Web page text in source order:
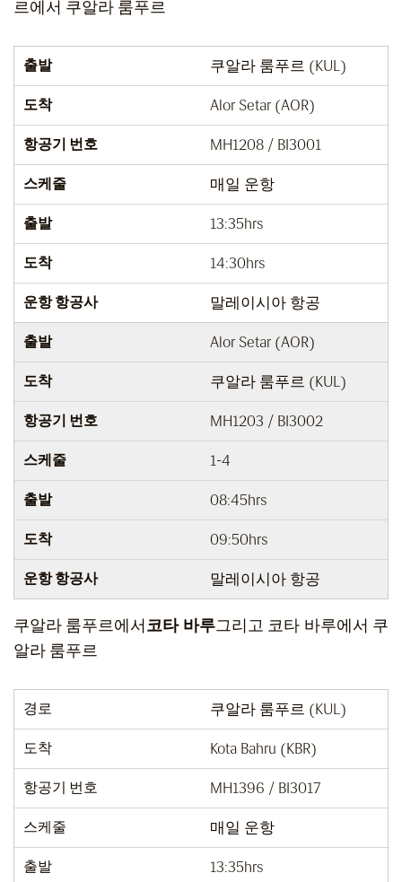
르에서 쿠알라 룸푸르
출발 쿠알라 룸푸르 (KUL)
도착 Alor Setar (AOR)
항공기 번호 MH1208 / BI3001
스케줄 매일 운항
출발 13:35hrs
도착 14:30hrs
운항 항공사 말레이시아 항공
출발 Alor Setar (AOR)
도착 쿠알라 룸푸르 (KUL)
항공기 번호 MH1203 / BI3002
스케줄 1-4
출발 08:45hrs
도착 09:50hrs
운항 항공사 말레이시아 항공
쿠알라 룸푸르에서코타 바루그리고 코타 바루에서 쿠
알라 룸푸르
경로 쿠알라 룸푸르 (KUL)
도착 Kota Bahru (KBR)
항공기 번호 MH1396 / BI3017
스케줄 매일 운항
출발 13:35hrs